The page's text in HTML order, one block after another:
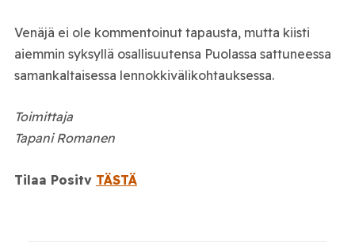
Venäjä ei ole kommentoinut tapausta, mutta kiisti
aiemmin syksyllä osallisuutensa Puolassa sattuneessa
samankaltaisessa lennokkivälikohtauksessa.
Toimittaja
Tapani Romanen
Tilaa Positv TÄSTÄ